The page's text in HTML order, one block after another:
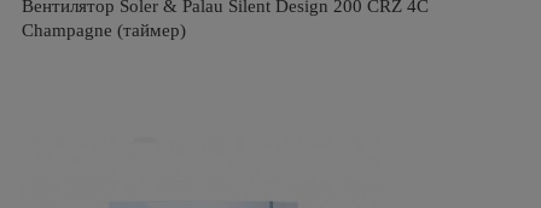
Вентилятор Soler & Palau Silent Design 200 CRZ 4C
Champagne (таймер)